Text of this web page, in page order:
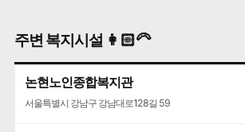
주변 복지시설 👩🏻‍🦳
논현노인종합복지관
서울특별시 강남구 강남대로128길 59